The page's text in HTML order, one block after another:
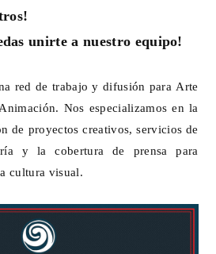
unirte a nuestro equipo!
red de trabajo y difusión para Arte
Nos especializamos en la
de proyectos creativos, servicios de
y la cobertura de prensa para
cultura visual.